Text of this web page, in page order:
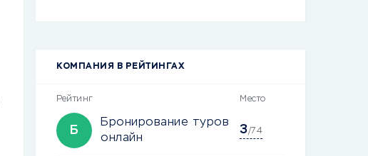
КОМПАНИЯ В РЕЙТИНГАХ
Рейтинг Место
Б
Бронирование туров
онлайн
3/74